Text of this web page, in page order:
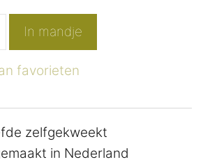
Losse
droogbloemen
In mandje
favorieten
zelfgekweekt
in Nederland